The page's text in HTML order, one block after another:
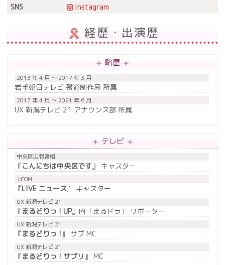
SNS
Instagram
経歴・出演歴
略歴
2013 年 4 月 ～ 2017 年 3 月
岩手朝日テレビ 報道制作局 所属
2017 年 4 月 ～ 2021 年 6 月
UX 新潟テレビ 21 アナウンス部 所属
テレビ
中央区広報番組
『こんにちは中央区です』 キャスター
J:COM
『LIVE ニュース』 キャスター
UX 新潟テレビ 21
『まるどりっ ! UP』内「まるドラ」 リポーター
UX 新潟テレビ 21
『まるどりっ !』 サブ MC
UX 新潟テレビ 21
『まるどりっ ! サプリ』 MC